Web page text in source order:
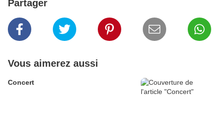
Partager
Vous aimerez aussi
Concert